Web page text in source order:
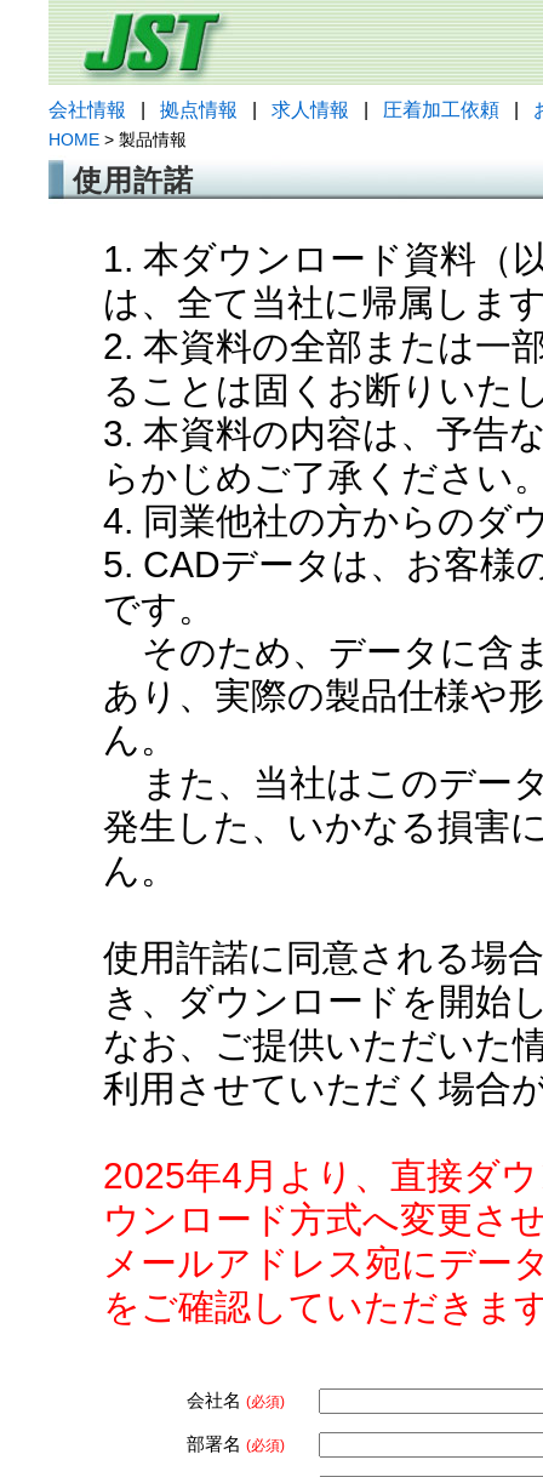
会社情報 拠点情報 求人情報 圧着加工依頼
HOME > 製品情報
使用許諾
1. 本ダウンロード資料（
は、全て当社に帰属しま
2. 本資料の全部または一
ることは固くお断りいた
3. 本資料の内容は、予告
らかじめご了承ください
4. 同業他社の方からのダ
5. CADデータは、お客様
です。
そのため、データに含
あり、実際の製品仕様や
ん。
また、当社はこのデー
発生した、いかなる損害
ん。
使用許諾に同意される場
き、ダウンロードを開始
なお、ご提供いただいた
利用させていただく場合
2025年4月より、直接ダ
ウンロード方式へ変更さ
メールアドレス宛にデー
をご確認していただきま
会社名 (必須)
部署名 (必須)